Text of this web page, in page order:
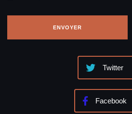
Twitter
Facebook